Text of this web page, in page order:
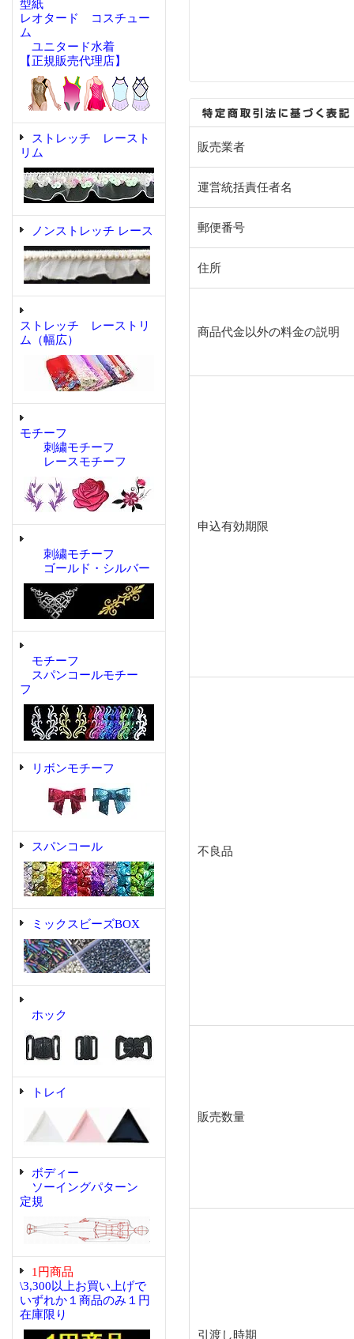
型紙
レオタード コスチュー
ム
ユニタード水着
【正規販売代理店】
ストレッチ レースト
リム
ノンストレッチ レース
ストレッチ レーストリ
ム（幅広）
モチーフ
刺繍モチーフ
レースモチーフ
刺繍モチーフ
ゴールド・シルバー
モチーフ
スパンコールモチー
フ
リボンモチーフ
スパンコール
ミックスビーズBOX
ホック
トレイ
ボディー
ソーイングパターン
定規
1円商品
\3,300以上お買い上げで
いずれか１商品のみ１円
在庫限り
販売業者
運営統括責任者名
郵便番号
住所
商品代金以外の料金の説明
申込有効期限
不良品
販売数量
引渡し時期